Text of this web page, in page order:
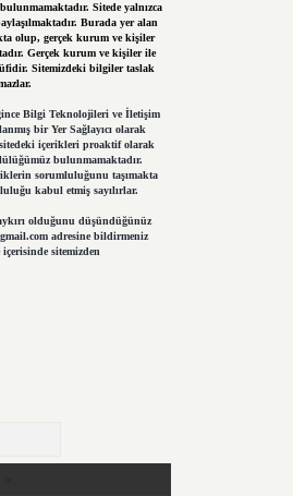
Sitede yalnızca
Burada yer alan
olup, gerçek kurum ve kişiler
Gerçek kurum ve kişiler ile
Sitemizdeki bilgiler taslak
Bilgi Teknolojileri ve İletişim
bir Yer Sağlayıcı olarak
içerikleri proaktif olarak
bulunmamaktadır.
sorumluluğunu taşımakta
kabul etmiş sayılırlar.
olduğunu düşündüğünüz
adresine bildirmeniz
sitemizden